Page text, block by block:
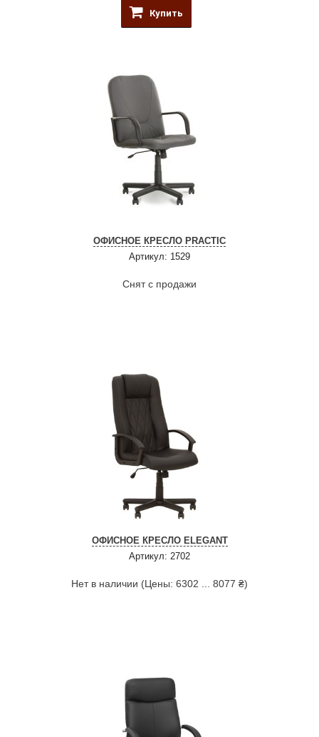
Купить
ОФИСНОЕ КРЕСЛО PRACTIC
Артикул: 1529
Снят с продажи
ОФИСНОЕ КРЕСЛО ELEGANT
Артикул: 2702
Нет в наличии (Цены: 6302 ... 8077 ₴)